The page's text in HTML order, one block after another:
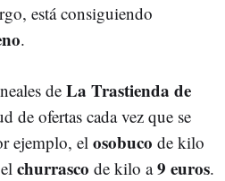
está consiguiendo
.
de La Trastienda de
de ofertas cada vez que se
ejemplo, el osobuco de kilo
churrasco de kilo a9 euros.